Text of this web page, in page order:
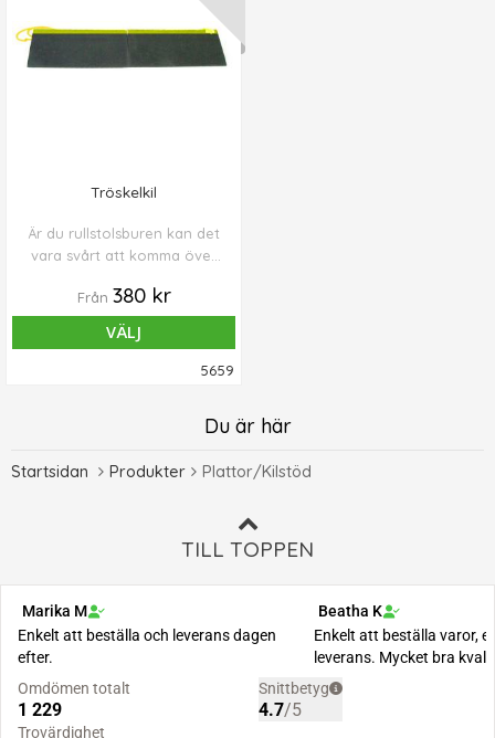
Tröskelkil
Är du rullstolsburen kan det
vara svårt att komma över
Från 380 kr
VÄLJ
5659
Du är här
Startsidan Produkter Plattor/Kilstöd
TILL TOPPEN